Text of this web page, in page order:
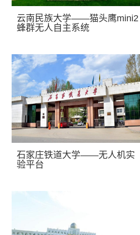
云南民族大学——猫头鹰mini2
蜂群无人自主系统
石家庄铁道大学——无人机实
验平台